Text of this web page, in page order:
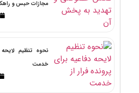
مجازات حبس و
نحوه تنظیم لایحه
خدمت